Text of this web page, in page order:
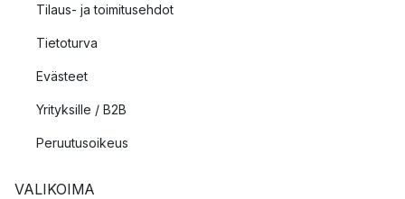
Tilaus- ja toimitusehdot
Tietoturva
Evästeet
Yrityksille / B2B
Peruutusoikeus
VALIKOIMA